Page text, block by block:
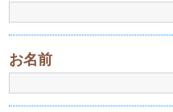
お名前